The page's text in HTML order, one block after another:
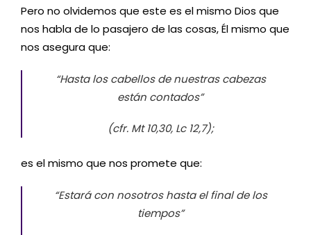
Pero no olvidemos que este es el mismo Dios que
nos habla de lo pasajero de las cosas, Él mismo que
nos asegura que:
“Hasta los cabellos de nuestras cabezas
están contados”
(cfr. Mt 10,30, Lc 12,7);
es el mismo que nos promete que:
“Estará con nosotros hasta el final de los
tiempos”